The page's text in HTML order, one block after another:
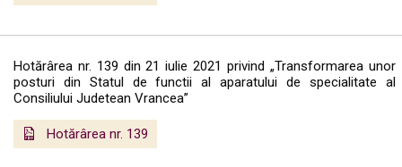
Hotărârea nr. 139 din 21 iulie 2021 privind „Transformarea unor
posturi din Statul de functii al aparatului de specialitate al
Consiliului Judetean Vrancea”
Hotărârea nr. 139